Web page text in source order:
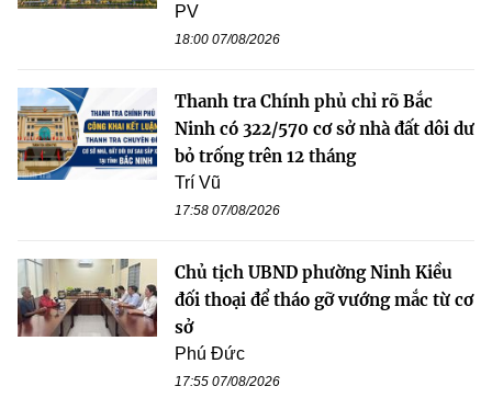
PV
18:00 07/08/2026
Thanh tra Chính phủ chỉ rõ Bắc
Ninh có 322/570 cơ sở nhà đất dôi dư
bỏ trống trên 12 tháng
Trí Vũ
17:58 07/08/2026
Chủ tịch UBND phường Ninh Kiều
đối thoại để tháo gỡ vướng mắc từ cơ
sở
Phú Đức
17:55 07/08/2026